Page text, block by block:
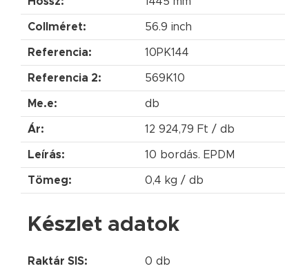
Collméret: 56.9 inch
Referencia: 10PK144
Referencia 2: 569K10
Me.e: db
Ár: 12 924,79 Ft / db
Leírás: 10 bordás. EPDM
Tömeg: 0,4 kg / db
Készlet adatok
Raktár SIS: 0 db